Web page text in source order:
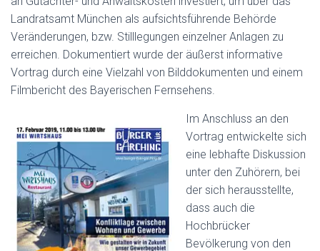
Landratsamt München als aufsichtsführende Behörde
Veränderungen, bzw. Stilllegungen einzelner Anlagen zu
erreichen. Dokumentiert wurde der äußerst informative
Vortrag durch eine Vielzahl von Bilddokumenten und einem
Filmbericht des Bayerischen Fernsehens.
Im Anschluss an den
Vortrag entwickelte sich
eine lebhafte Diskussion
unter den Zuhörern, bei
der sich herausstellte,
dass auch die
Hochbrücker
Bevölkerung von den